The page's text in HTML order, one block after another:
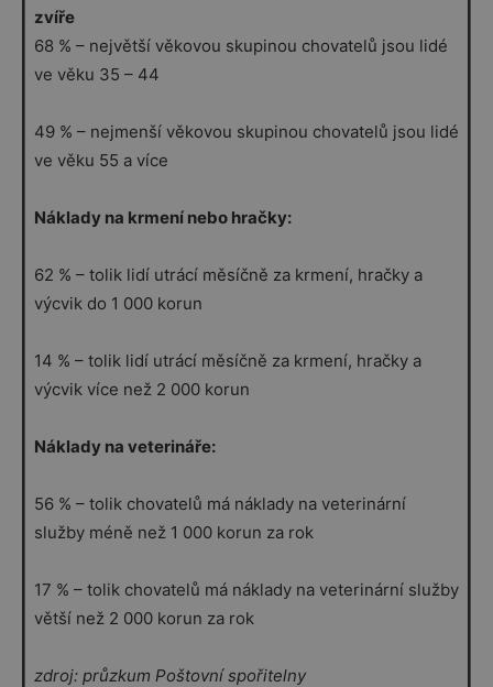
zvíře
68 % – největší věkovou skupinou chovatelů jsou lidé
ve věku 35 – 44
49 % – nejmenší věkovou skupinou chovatelů jsou lidé
ve věku 55 a více
Náklady na krmení nebo hračky:
62 % – tolik lidí utrácí měsíčně za krmení, hračky a
výcvik do 1 000 korun
14 % – tolik lidí utrácí měsíčně za krmení, hračky a
výcvik více než 2 000 korun
Náklady na veterináře:
56 % – tolik chovatelů má náklady na veterinární
služby méně než 1 000 korun za rok
17 % – tolik chovatelů má náklady na veterinární služby
větší než 2 000 korun za rok
zdroj: průzkum Poštovní spořitelny